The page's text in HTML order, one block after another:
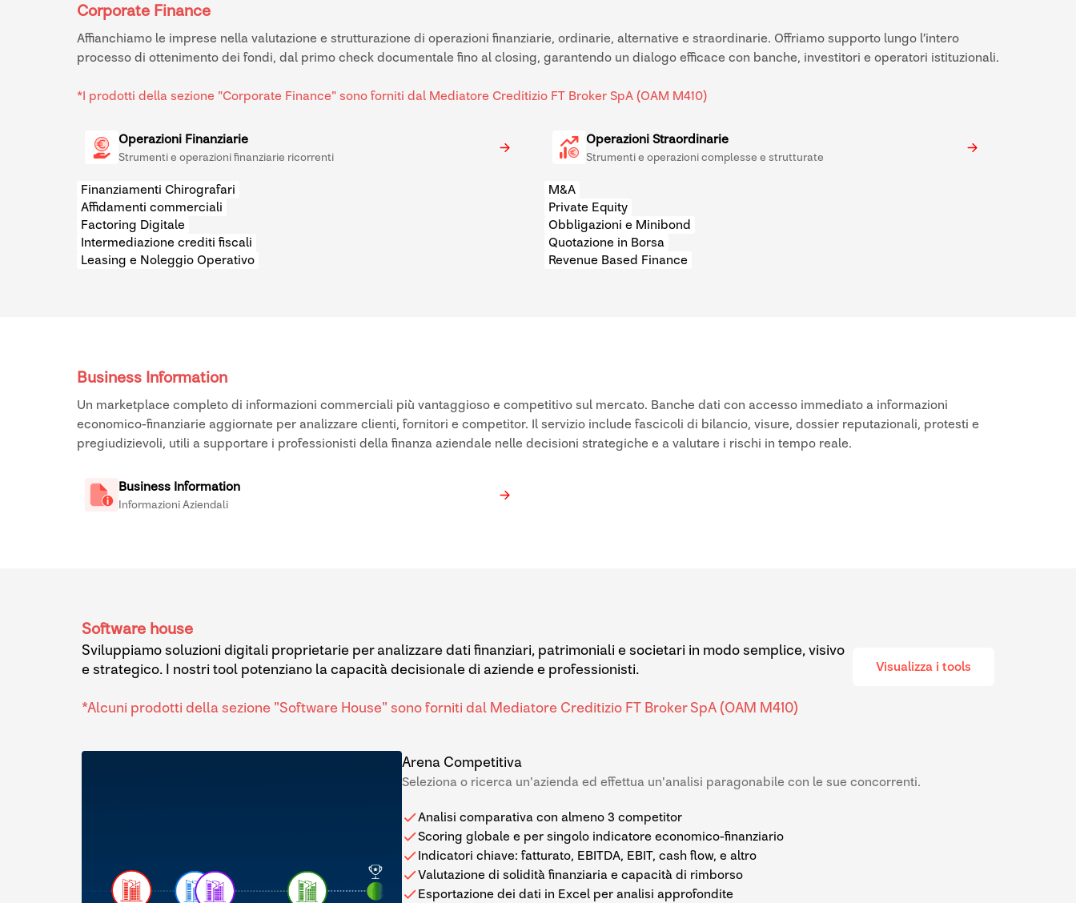
Corporate Finance
Affianchiamo le imprese nella valutazione e strutturazione di operazioni finanziarie, ordinarie, alternative e straordinarie. Offriamo supporto lungo l’intero
processo di ottenimento dei fondi, dal primo check documentale fino al closing, garantendo un dialogo efficace con banche, investitori e operatori istituzionali.
*I prodotti della sezione "Corporate Finance" sono forniti dal Mediatore Creditizio FT Broker SpA (OAM M410)
Operazioni Finanziarie
Strumenti e operazioni finanziarie ricorrenti
Finanziamenti Chirografari
Affidamenti commerciali
Factoring Digitale
Intermediazione crediti fiscali
Leasing e Noleggio Operativo
Operazioni Straordinarie
Strumenti e operazioni complesse e strutturate
M&A
Private Equity
Obbligazioni e Minibond
Quotazione in Borsa
Revenue Based Finance
Business Information
Un marketplace completo di informazioni commerciali più vantaggioso e competitivo sul mercato. Banche dati con accesso immediato a informazioni
economico-finanziarie aggiornate per analizzare clienti, fornitori e competitor. Il servizio include fascicoli di bilancio, visure, dossier reputazionali, protesti e
pregiudizievoli, utili a supportare i professionisti della finanza aziendale nelle decisioni strategiche e a valutare i rischi in tempo reale.
Business Information
Informazioni Aziendali
Software house
Sviluppiamo soluzioni digitali proprietarie per analizzare dati finanziari, patrimoniali e societari in modo semplice, visivo
e strategico. I nostri tool potenziano la capacità decisionale di aziende e professionisti.
*Alcuni prodotti della sezione "Software House" sono forniti dal Mediatore Creditizio FT Broker SpA (OAM M410)
Visualizza i tools
Arena Competitiva
Seleziona o ricerca un'azienda ed effettua un'analisi paragonabile con le sue concorrenti.
Analisi comparativa con almeno 3 competitor
Scoring globale e per singolo indicatore economico-finanziario
Indicatori chiave: fatturato, EBITDA, EBIT, cash flow, e altro
Valutazione di solidità finanziaria e capacità di rimborso
Esportazione dei dati in Excel per analisi approfondite